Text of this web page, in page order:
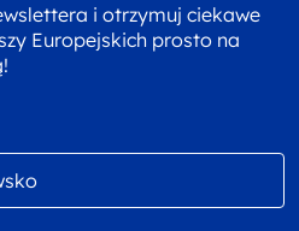
i otrzymuj ciekawe
Europejskich prosto na